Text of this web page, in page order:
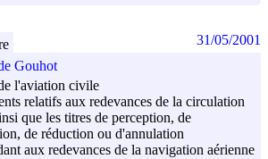
Gouhot
l'aviation civile
relatifs aux redevances de la circulation
que les titres de perception, de
de réduction ou d'annulation
aux redevances de la navigation aérienne
31/05/2001